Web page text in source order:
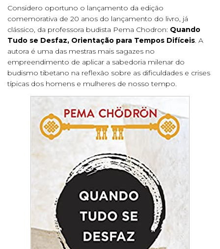
Considero oportuno o lançamento da edição
comemorativa de 20 anos do lançamento do livro, já
clássico, da professora budista Pema Chodron: Quando
Tudo se Desfaz, Orientação para Tempos Difíceis . A
autora é uma das mestras mais sagazes no
empreendimento de aplicar a sabedoria milenar do
budismo tibetano na reflexão sobre as dificuldades e crises
típicas dos homens e mulheres de nosso tempo.